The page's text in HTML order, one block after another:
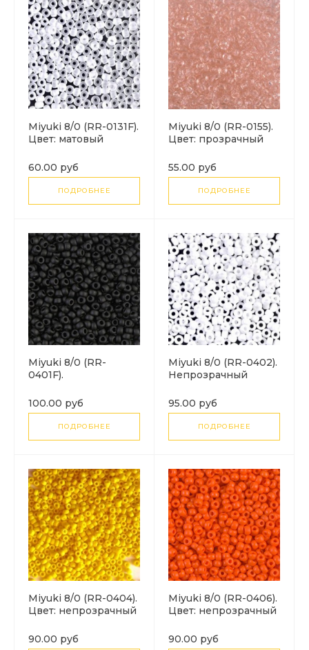
Miyuki 8/0 (RR-0131F).
Цвет: матовый
Matted).
60.00 руб
ПОДРОБНЕЕ
Miyuki 8/0 (RR-0155).
Цвет: прозрачный
(Transparent Pale
Pink).
55.00 руб
ПОДРОБНЕЕ
Miyuki 8/0 (RR-
0401F).
черный матовый
(Black Matted).
100.00 руб
ПОДРОБНЕЕ
Miyuki 8/0 (RR-0402).
Непрозрачный
Opaque).
95.00 руб
ПОДРОБНЕЕ
Miyuki 8/0 (RR-0404).
Цвет: непрозрачный
90.00 руб
Miyuki 8/0 (RR-0406).
Цвет: непрозрачный
Orange).
90.00 руб